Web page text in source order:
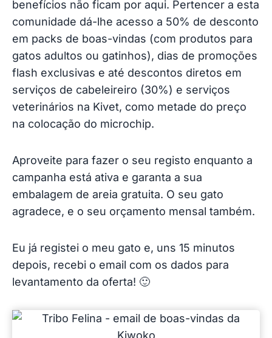
benefícios não ficam por aqui. Pertencer a esta
comunidade dá-lhe acesso a 50% de desconto
em packs de boas-vindas (com produtos para
gatos adultos ou gatinhos), dias de promoções
flash exclusivas e até descontos diretos em
serviços de cabeleireiro (30%) e serviços
veterinários na Kivet, como metade do preço
na colocação do microchip.
Aproveite para fazer o seu registo enquanto a
campanha está ativa e garanta a sua
embalagem de areia gratuita. O seu gato
agradece, e o seu orçamento mensal também.
Eu já registei o meu gato e, uns 15 minutos
depois, recebi o email com os dados para
levantamento da oferta! 🙂